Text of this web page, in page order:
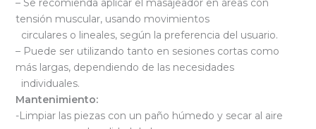
tensión muscular, usando movimientos
circulares o lineales, según la preferencia del usuario.
– Puede ser utilizando tanto en sesiones cortas como
más largas, dependiendo de las necesidades
individuales.
Mantenimiento:
-Limpiar las piezas con un paño húmedo y secar al aire